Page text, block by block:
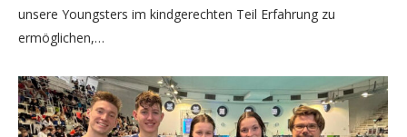
unsere Youngsters im kindgerechten Teil Erfahrung zu
ermöglichen,…